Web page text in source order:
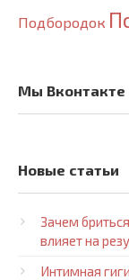
Подбородок
Мы Вконтакте
Новые статьи
Зачем
влияет на
Интимная